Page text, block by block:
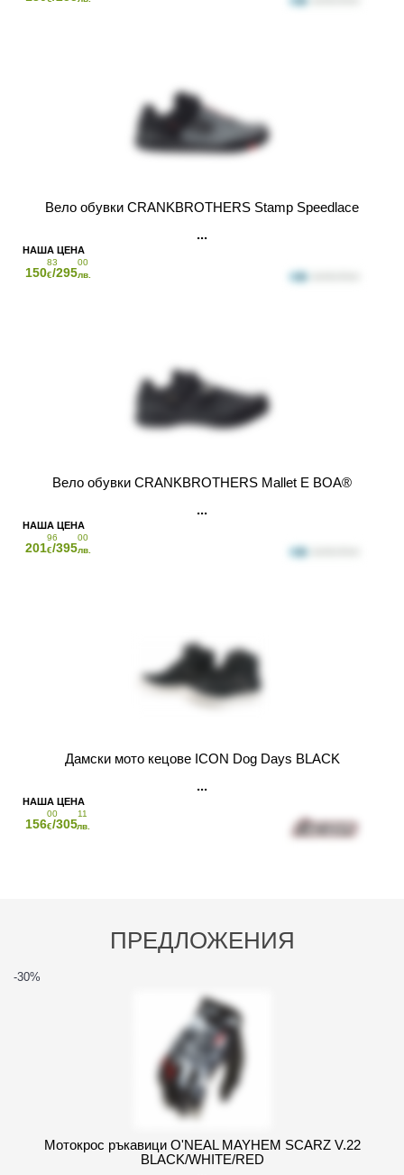
ПРЕДЛОЖЕНИЯ
-30%
Мотокрос ръкавици O'NEAL MAYHEM SCARZ V.22
BLACK/WHITE/RED
Вело обувки CRANKBROTHERS Stamp Speedlace
150
83
€/295
00
лв.
Вело обувки CRANKBROTHERS Mallet E BOA®
201
96
€/395
00
лв.
Дамски мото кецове ICON Dog Days BLACK
156
00
€/305
11
лв.